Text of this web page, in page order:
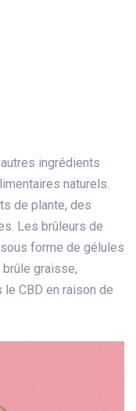
ingrédients
naturels.
de plante, des
Les brûleurs de
forme de gélules
graisse,
CBD en raison de